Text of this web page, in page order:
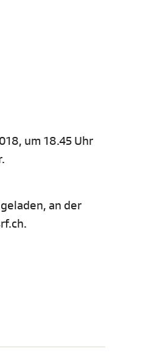
um 18.45 Uhr
an der